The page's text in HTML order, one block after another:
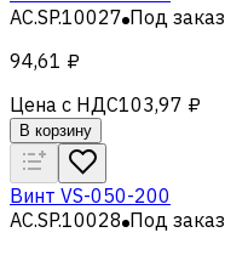
AC.SP.10027 Под заказ
94,61 ₽
Цена с НДС103,97 ₽
В корзину
Винт VS-050-200
AC.SP.10028 Под заказ